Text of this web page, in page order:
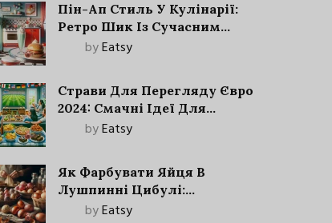
Пін-Ап Стиль У Кулінарії:
Ретро Шик Із Сучасним
Акцентом
byEatsy
Страви Для Перегляду Євро
2024: Смачні Ідеї Для
Футбольного Свята
byEatsy
Як Фарбувати Яйця В
Лушпинні Цибулі:
Старовинний Метод З
byEatsy